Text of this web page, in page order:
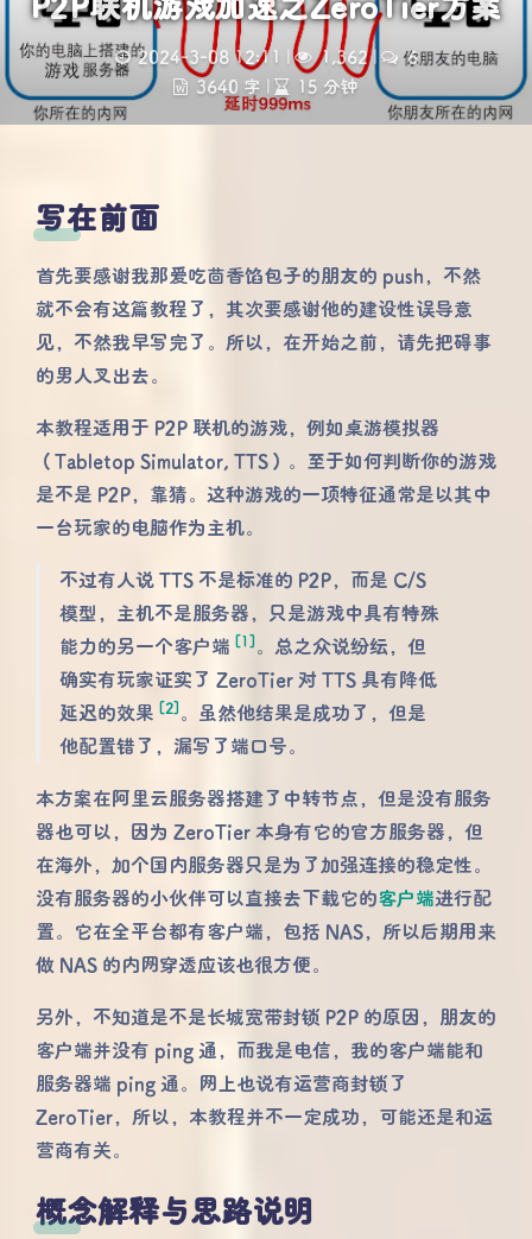
2024-3-08 12:11 1,362|
6
3640 字
15 分钟
写在前面
首先要感谢我那爱吃茴香馅包子的朋友的 push，不然
就不会有这篇教程了，其次要感谢他的建设性误导意
见，不然我早写完了。所以，在开始之前，请先把碍事
的男人叉出去。
本教程适用于 P2P 联机的游戏，例如桌游模拟器
（Tabletop Simulator, TTS）。至于如何判断你的游戏
是不是 P2P，靠猜。这种游戏的一项特征通常是以其中
一台玩家的电脑作为主机。
不过有人说 TTS 不是标准的 P2P，而是 C/S
模型，主机不是服务器，只是游戏中具有特殊
能力的另一个客户端 [1]。总之众说纷纭，但
确实有玩家证实了 ZeroTier 对 TTS 具有降低
延迟的效果 [2]。虽然他结果是成功了，但是
他配置错了，漏写了端口号。
本方案在阿里云服务器搭建了中转节点，但是没有服务
器也可以，因为 ZeroTier 本身有它的官方服务器，但
在海外，加个国内服务器只是为了加强连接的稳定性。
没有服务器的小伙伴可以直接去下载它的客户端进行配
置。它在全平台都有客户端，包括 NAS，所以后期用来
做 NAS 的内网穿透应该也很方便。
另外，不知道是不是长城宽带封锁 P2P 的原因，朋友的
客户端并没有 ping 通，而我是电信，我的客户端能和
服务器端 ping 通。网上也说有运营商封锁了
ZeroTier，所以，本教程并不一定成功，可能还是和运
营商有关。
概念解释与思路说明